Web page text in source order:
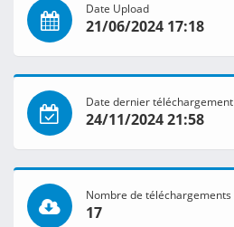
Date Upload
21/06/2024 17:18
Date dernier téléchargement
24/11/2024 21:58
Nombre de téléchargements
17